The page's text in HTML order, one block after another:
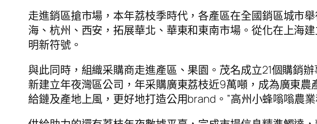
走進銷區搶市場，本年荔枝季時代，各產區在全國銷區城市
海、杭州、西安，拓展華北、華東和東南市場。從化在上海
明新符號。
與此同時，組織采購商走進產區、果園。茂名成立21個購銷
新建立年夜灣區公司，年采購廣東荔枝近9萬噸，成為廣東
給鏈及產地上風，更好地打造公用brand。”高州小蜂嗡嗡農